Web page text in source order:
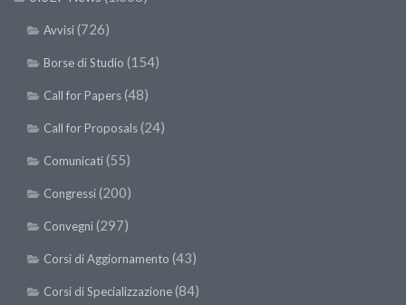
Avvisi(726)
Borse di Studio (154)
Call for Papers(48)
Call for Proposals(24)
Comunicati(55)
Congressi(200)
Convegni(297)
Corsi di Aggiornamento (43)
Corsi di Specializzazione(84)